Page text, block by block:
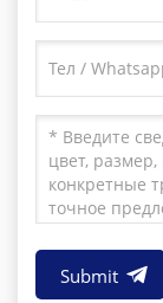
Submit